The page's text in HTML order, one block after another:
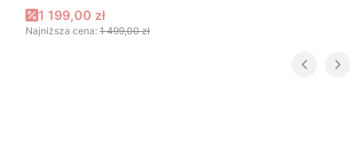
Cena promocyjna
1 199,00 zł
Najniższa cena: 1 499,00 zł